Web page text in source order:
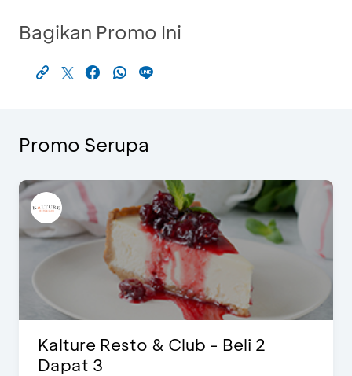
Bagikan Promo Ini
Promo Serupa
D’Cost - Diskon 50% Makanan &
Ekstra 2 Minuman